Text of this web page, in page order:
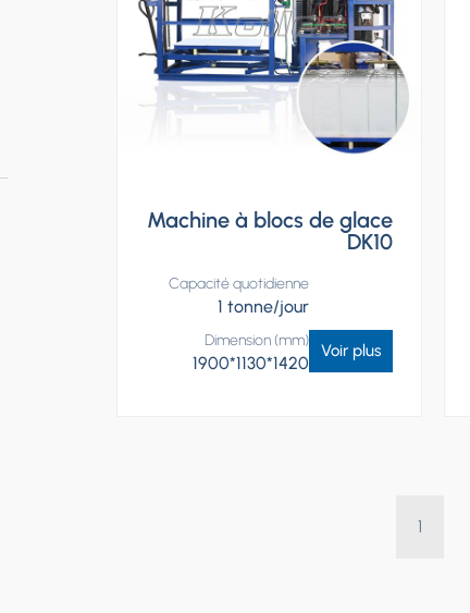
Machine à blocs de glace
DK10
Capacité quotidienne
1 tonne/jour
Dimension (mm)
1900*1130*1420
Voir plus
1